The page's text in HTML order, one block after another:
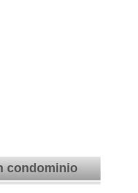
condominio